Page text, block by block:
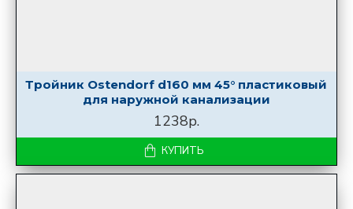
Тройник Ostendorf d160 мм 45° пластиковый
для наружной канализации
1238р.
КУПИТЬ